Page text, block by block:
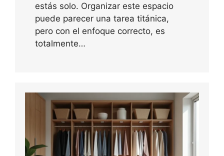
estás solo. Organizar este espacio
puede parecer una tarea titánica,
pero con el enfoque correcto, es
totalmente…